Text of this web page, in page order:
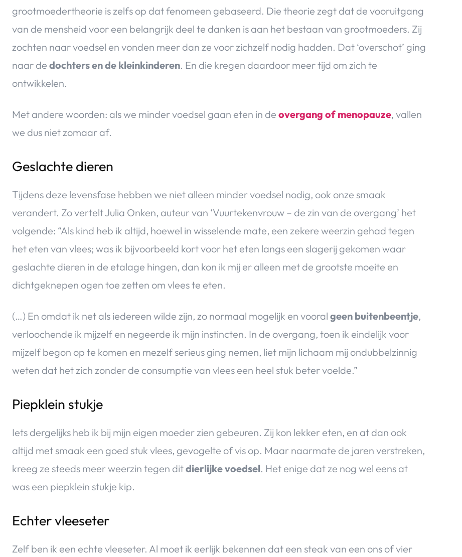
grootmoedertheorie is zelfs op dat fenomeen gebaseerd. Die theorie zegt dat de vooruitgang
van de mensheid voor een belangrijk deel te danken is aan het bestaan van grootmoeders. Zij
zochten naar voedsel en vonden meer dan ze voor zichzelf nodig hadden. Dat ‘overschot’ ging
naar de dochters en de kleinkinderen. En die kregen daardoor meer tijd om zich te
ontwikkelen.
Met andere woorden: als we minder voedsel gaan eten in de overgang of menopauze, vallen
we dus niet zomaar af.
Geslachte dieren
Tijdens deze levensfase hebben we niet alleen minder voedsel nodig, ook onze smaak
verandert. Zo vertelt Julia Onken, auteur van ‘Vuurtekenvrouw – de zin van de overgang’ het
volgende: “Als kind heb ik altijd, hoewel in wisselende mate, een zekere weerzin gehad tegen
het eten van vlees; was ik bijvoorbeeld kort voor het eten langs een slagerij gekomen waar
geslachte dieren in de etalage hingen, dan kon ik mij er alleen met de grootste moeite en
dichtgeknepen ogen toe zetten om vlees te eten.
(…) En omdat ik net als iedereen wilde zijn, zo normaal mogelijk en vooral geen buitenbeentje,
verloochende ik mijzelf en negeerde ik mijn instincten. In de overgang, toen ik eindelijk voor
mijzelf begon op te komen en mezelf serieus ging nemen, liet mijn lichaam mij ondubbelzinnig
weten dat het zich zonder de consumptie van vlees een heel stuk beter voelde.”
Piepklein stukje
Iets dergelijks heb ik bij mijn eigen moeder zien gebeuren. Zij kon lekker eten, en at dan ook
altijd met smaak een goed stuk vlees, gevogelte of vis op. Maar naarmate de jaren verstreken,
kreeg ze steeds meer weerzin tegen ditdierlijke voedsel. Het enige dat ze nog wel eens at
was een piepklein stukje kip.
Echter vleeseter
Zelf ben ik een echte vleeseter. Al moet ik eerlijk bekennen dat een steak van een ons of vier